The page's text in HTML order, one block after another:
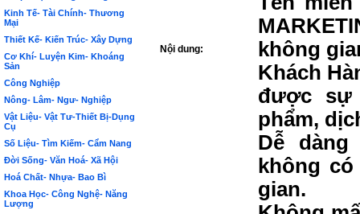
Kinh Tế- Tài Chính- Thương
Mại
Thiết Kế- Kiến Trúc- Xây Dựng
Cơ Khí- Luyện Kim- Khoáng
Sản
Công Nghiệp
Nông- Lâm- Ngư- Nghiệp
Vật Liệu- Vật Tư-Thiết Bị-Dụng
Cụ
Số Liệu- Tìm Kiếm- Cẩm Nang
Đời Sống- Văn Hoá- Xã Hội
Hoá Chất- Nhựa- Bao Bì
Khoa Học- Công Nghệ- Năng
Lượng
Nội dung:
không
Khách
được sự
phẩm,
Dễ
không
gian.